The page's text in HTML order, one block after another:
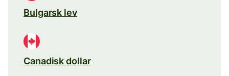
Bulgarsk lev
Canadisk dollar